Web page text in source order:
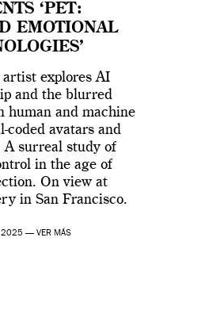
‘PET:
EMOTIONAL
artist explores AI
and the blurred
human and machine
coded avatars and
A surreal study of
in the age of
On view at
in San Francisco.
— VER MÁS